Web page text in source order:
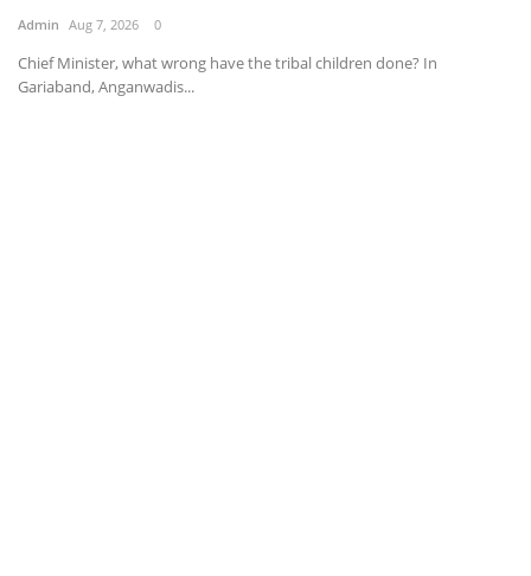
Admin Aug 7, 2026 0
Chief Minister, what wrong have the tribal children done? In
Gariaband, Anganwadis...